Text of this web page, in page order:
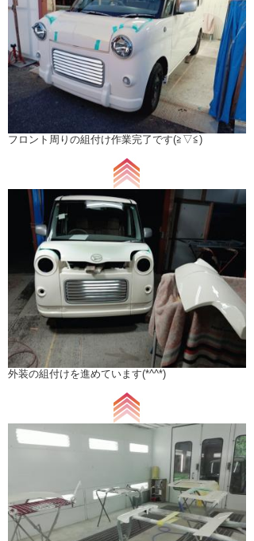
フロント周りの組付け作業完了です(≧▽≦)
外装の組付けを進めています(*^^*)